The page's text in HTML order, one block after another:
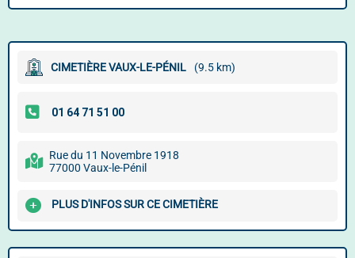
CIMETIÈRE VAUX-LE-PÉNIL (9.5 km)
Rue du 11 Novembre 1918
77000 Vaux-le-Pénil
PLUS D'INFOS SUR CE CIMETIÈRE